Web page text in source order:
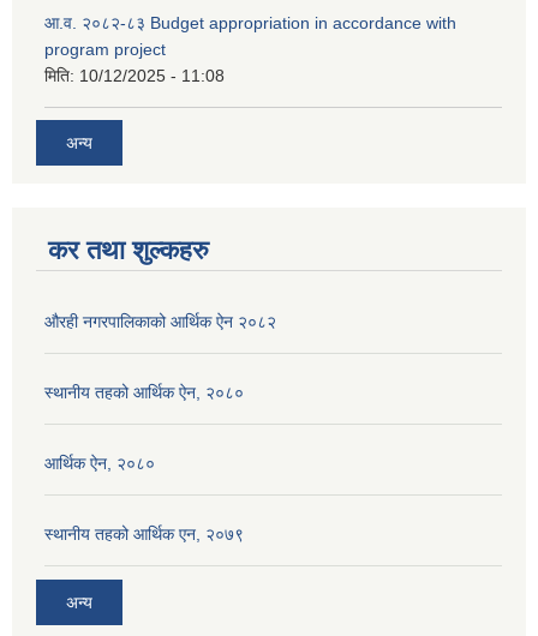
आ.व. २०८२-८३ Budget appropriation in accordance with
program project
मिति: 10/12/2025 - 11:08
अन्य
कर तथा शुल्कहरु
औरही नगरपालिकाको आर्थिक ऐन २०८२
स्थानीय तहको आर्थिक ऐन, २०८०
आर्थिक ऐन, २०८०
स्थानीय तहको आर्थिक एन, २०७९
अन्य